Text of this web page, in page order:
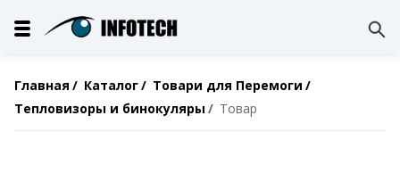
Главная Каталог
Товари для Перемоги
Тепловизоры и бинокуляры
Товар